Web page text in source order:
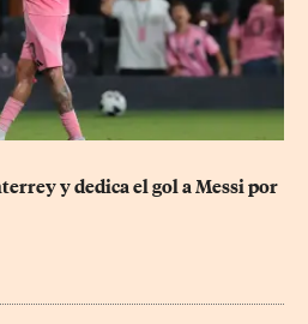
y dedica el gol a Messi por